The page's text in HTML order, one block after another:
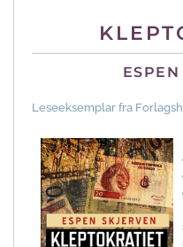
Leseeksemplar fra